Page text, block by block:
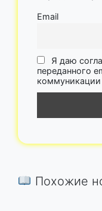
Email
Я даю
переданного
коммуникации
Похожие